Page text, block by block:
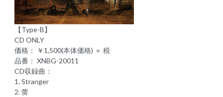
【Type-B】
CD ONLY
価格： ￥1,500(本体価格) ＋ 税
品番： XNBG-20011
CD収録曲：
1. Stranger
2. 蕾